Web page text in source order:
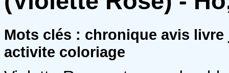
Mots clés : chronique avis
activite coloriage